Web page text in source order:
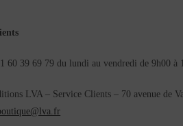
60 39 69 79 du lundi au vendredi de 9h00 à
LVA – Service Clients – 70 avenue de